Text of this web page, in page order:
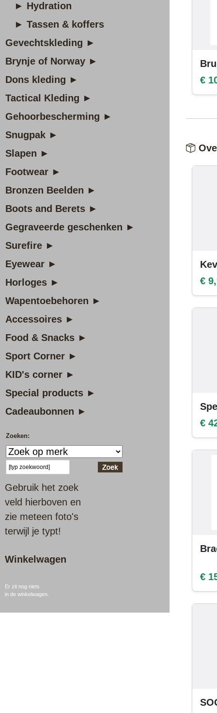
► Hydration
► Tassen & koffers
Gevechtskleding ►
Brynje of Norway ►
Dons kleding ►
Tactical Kleding ►
Gehoorbescherming ►
Snugpak ►
Slapen ►
Footwear ►
Bronzen Beelden ►
Boots and Berets ►
Gegraveerde geschenken ►
Surefire ►
Eyewear ►
Horloges ►
Wapentoebehoren ►
Accessoires ►
Food & Snacks ►
Sport Corner ►
KID's corner ►
Special products ►
Cadeaubonnen ►
Zoeken:
Gebruik het zoek
veld hierboven en
zie meteen foto's
terwijl je typt!
Winkelwagen
Er zit nog niets
in de winkelwagen.
€
€
€
€